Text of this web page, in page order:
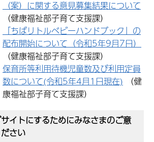
（案）に関する意見募集結果について
（健康福祉部子育て支援課）
「ちばリトルベビーハンドブック」の
配布開始について（令和5年9月7日）
（健康福祉部子育て支援課）
保育所等利用待機児童数及び利用定員
数について(令和5年4月1日現在)
康福祉部子育て支援課）
イトにするためにみなさまのご意
さい